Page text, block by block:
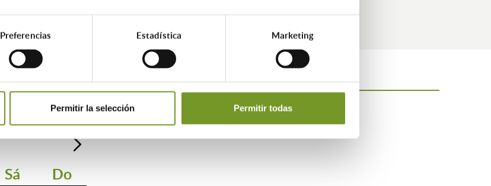
Preferencias Estadística Marketing
Permitir la selección Permitir todas
AGENDA
Sá Do